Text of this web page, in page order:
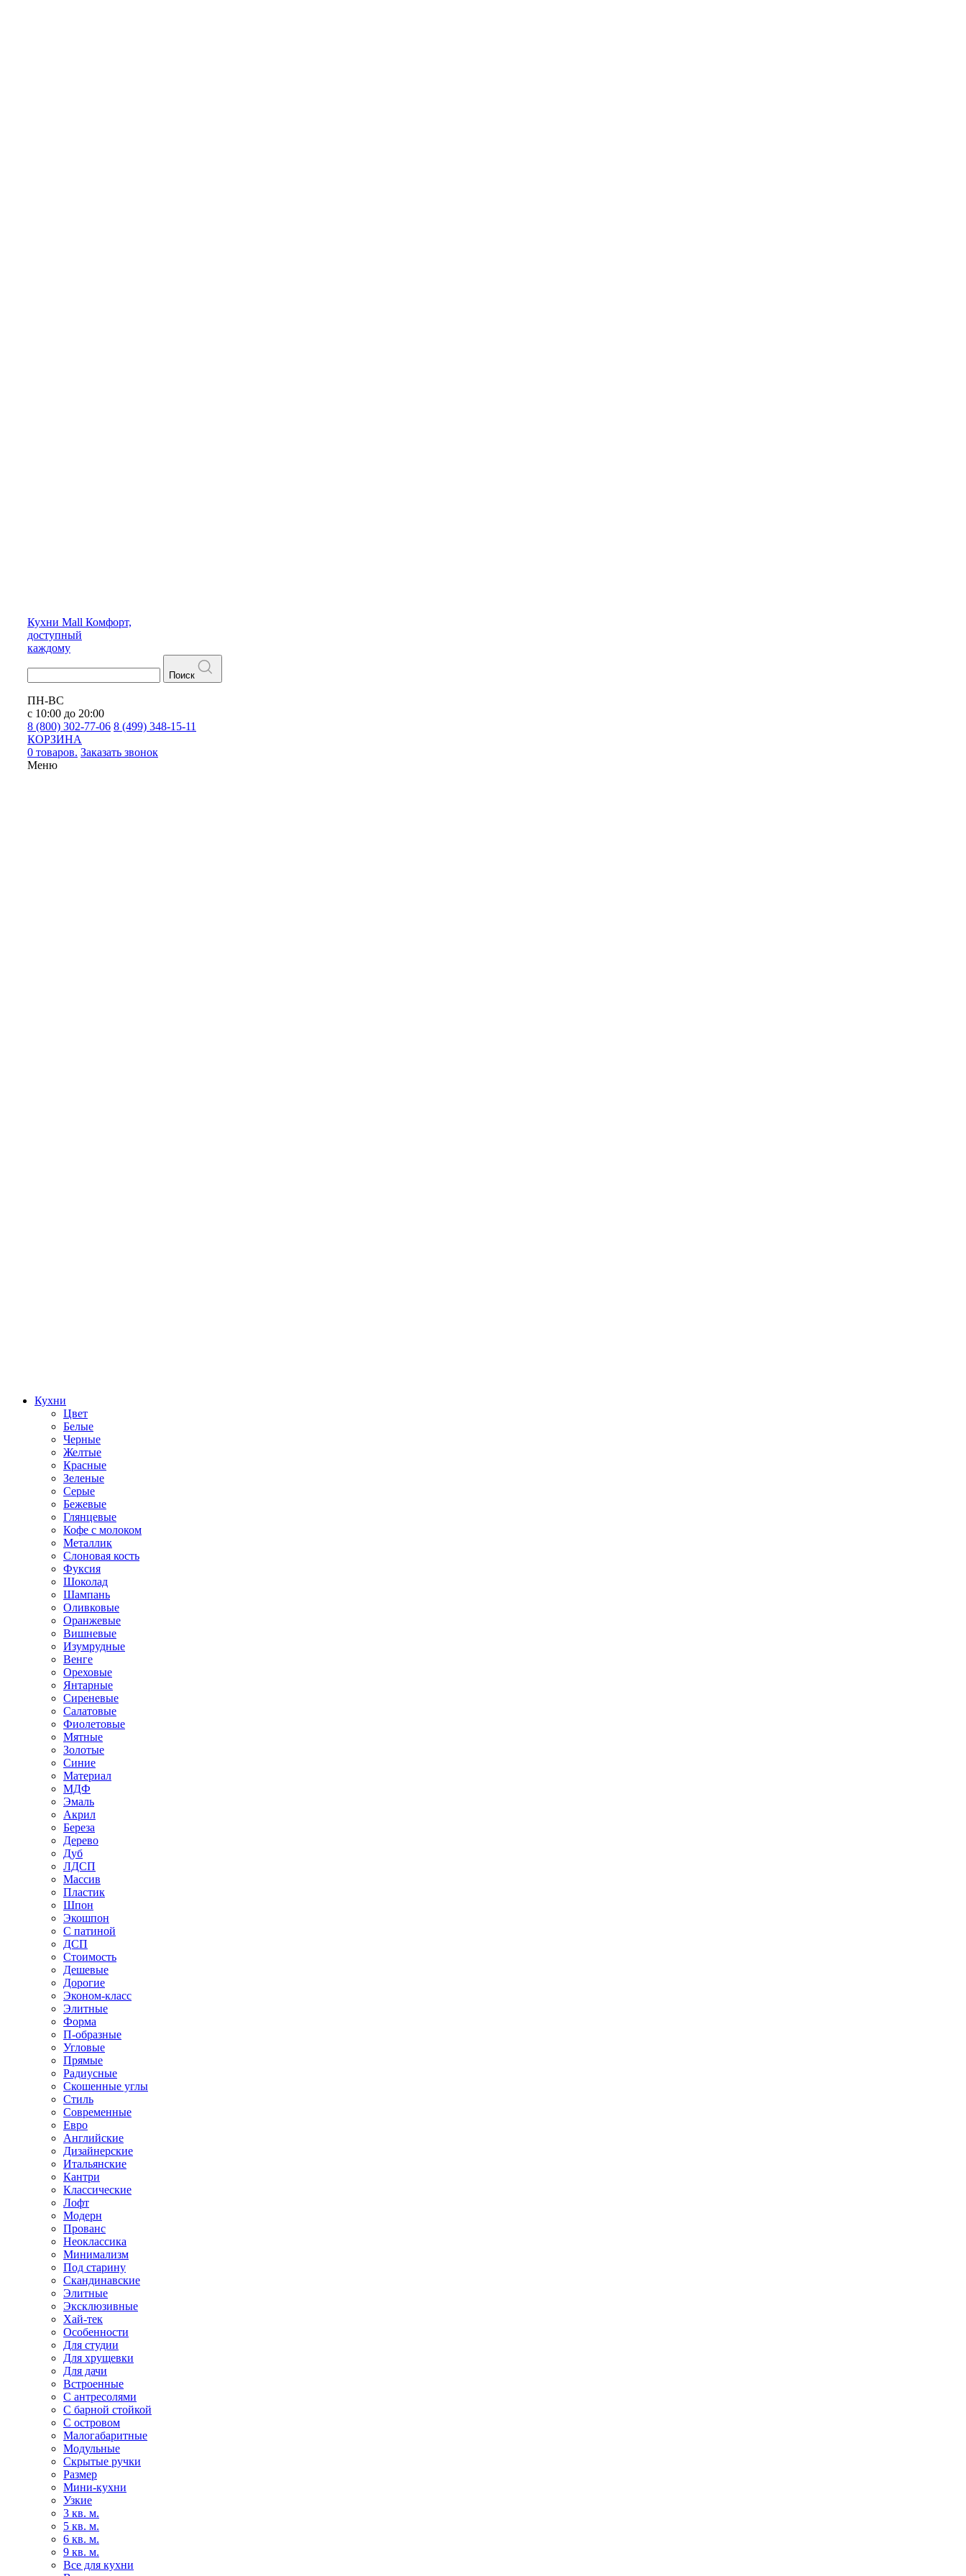
Кухни Mall Комфорт,
доступный
каждому
Поиск
ПН-ВС
с 10:00 до 20:00
8 (800) 302-77-06 8 (499) 348-15-11
КОРЗИНА
0 товаров. Заказать звонок
Меню
Кухни
Цвет
Белые
Черные
Желтые
Красные
Зеленые
Серые
Бежевые
Глянцевые
Кофе с молоком
Металлик
Слоновая кость
Фуксия
Шоколад
Шампань
Оливковые
Оранжевые
Вишневые
Изумрудные
Венге
Ореховые
Янтарные
Сиреневые
Салатовые
Фиолетовые
Мятные
Золотые
Синие
Материал
МДФ
Эмаль
Акрил
Береза
Дерево
Дуб
ЛДСП
Массив
Пластик
Шпон
Экошпон
С патиной
ДСП
Стоимость
Дешевые
Дорогие
Эконом-класс
Элитные
Форма
П-образные
Угловые
Прямые
Радиусные
Скошенные углы
Стиль
Современные
Евро
Английские
Дизайнерские
Итальянские
Кантри
Классические
Лофт
Модерн
Прованс
Неоклассика
Минимализм
Под старину
Скандинавские
Элитные
Эксклюзивные
Хай-тек
Особенности
Для студии
Для хрущевки
Для дачи
Встроенные
С антресолями
С барной стойкой
С островом
Малогабаритные
Модульные
Скрытые ручки
Размер
Мини-кухни
Узкие
3 кв. м.
5 кв. м.
6 кв. м.
9 кв. м.
Все для кухни